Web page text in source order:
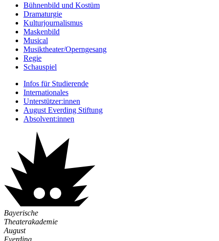
Bühnenbild und Kostüm
Dramaturgie
Kulturjournalismus
Maskenbild
Musical
Musiktheater/­Operngesang
Regie
Schauspiel
Infos für Studierende
Internationales
Unterstützer:innen
August Everding Stiftung
Absolvent:innen
Bayerische
Theaterakademie
August
Everding